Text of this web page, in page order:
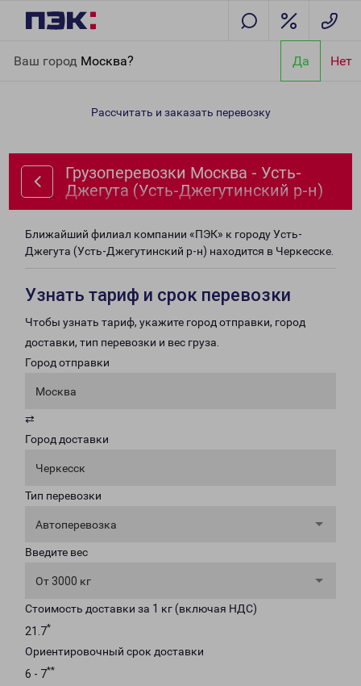
Ваш город Москва? Да Нет
Джегута (Усть-Джегутинский р-н)
Рассчитать и заказать перевозку
Грузоперевозки Москва - Усть-
Джегута (Усть-Джегутинский р-н)
Ближайший филиал компании «ПЭК» к городу Усть-
Джегута (Усть-Джегутинский р-н) находится в Черкесске.
Узнать тариф и срок перевозки
Чтобы узнать тариф, укажите город отправки, город
доставки, тип перевозки и вес груза.
Город отправки
Москва
⇄
Город доставки
Черкесск
Тип перевозки
Автоперевозка
Введите вес
От 3000 кг
Стоимость доставки за 1 кг (включая НДС)
21.7*
Ориентировочный срок доставки
6 - 7**